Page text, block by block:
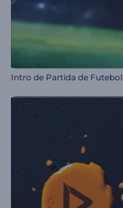
Intro de Partida de Futebol